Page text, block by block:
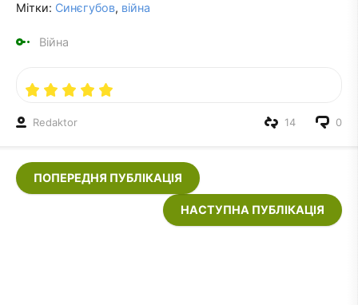
Мітки: Синєгубов, війна
Війна
Redaktor 0
14
ПОПЕРЕДНЯ ПУБЛІКАЦІЯ
НАСТУПНА ПУБЛІКАЦІЯ